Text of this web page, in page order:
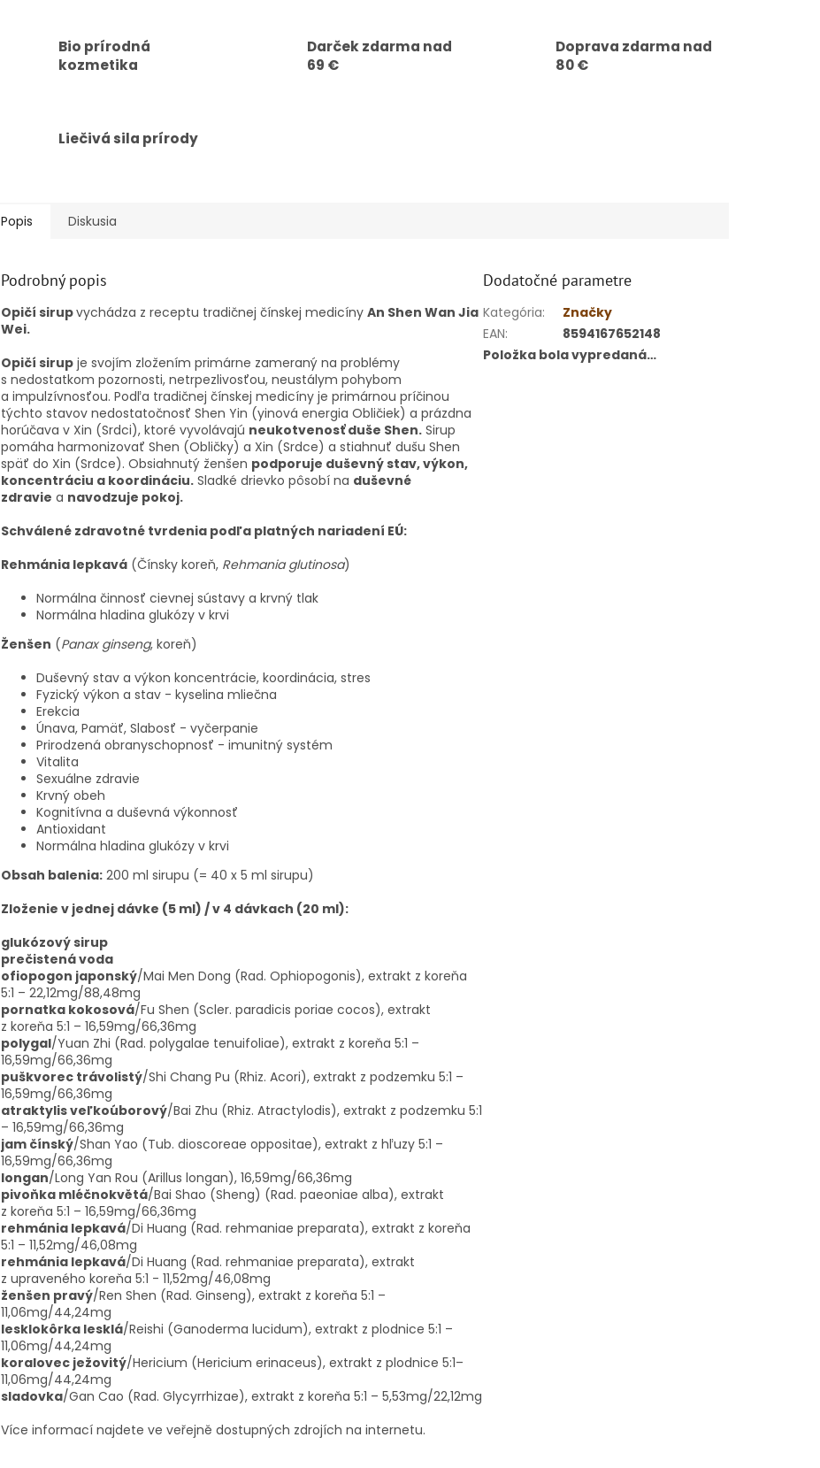
Bio prírodná
kozmetika
Darček zdarma nad
69 €
Doprava zdarma nad
80 €
Liečivá sila prírody
Popis Diskusia
Podrobný popis
Opičí sirupvychádza z receptu tradičnej čínskej medicíny An Shen Wan Jia
Wei.
Opičí sirup je svojím zložením primárne zameraný na problémy
s nedostatkom pozornosti, netrpezlivosťou, neustálym pohybom
a impulzívnosťou. Podľa tradičnej čínskej medicíny je primárnou príčinou
týchto stavov nedostatočnosť Shen Yin (yinová energia Obličiek) a prázdna
horúčava v Xin (Srdci), ktoré vyvolávajú neukotvenosť duše Shen. Sirup
pomáha harmonizovať Shen (Obličky) a Xin (Srdce) a stiahnuť dušu Shen
späť do Xin (Srdce). Obsiahnutý ženšen podporuje duševný stav, výkon,
koncentráciu a koordináciu. Sladké drievko pôsobí na duševné
zdravie a navodzuje pokoj.
Schválené zdravotné tvrdenia podľa platných nariadení EÚ:
Rehmánia lepkavá (Čínsky koreň, Rehmania glutinosa)
Normálna činnosť cievnej sústavy a krvný tlak
Normálna hladina glukózy v krvi
Ženšen (Panax ginseng, koreň)
Duševný stav a výkon koncentrácie, koordinácia, stres
Fyzický výkon a stav - kyselina mliečna
Erekcia
Únava, Pamäť, Slabosť - vyčerpanie
Prirodzená obranyschopnosť - imunitný systém
Vitalita
Sexuálne zdravie
Krvný obeh
Kognitívna a duševná výkonnosť
Antioxidant
Normálna hladina glukózy v krvi
Obsah balenia: 200 ml sirupu (= 40 x 5 ml sirupu)
Zloženie v jednej dávke (5 ml) / v 4 dávkach (20 ml):
glukózový sirup
prečistená voda
ofiopogon japonský/Mai Men Dong (Rad. Ophiopogonis), extrakt z koreňa
5:1 – 22,12mg/88,48mg
pornatka kokosová/Fu Shen (Scler. paradicis poriae cocos), extrakt
z koreňa 5:1 – 16,59mg/66,36mg
polygal/Yuan Zhi (Rad. polygalae tenuifoliae), extrakt z koreňa 5:1 –
16,59mg/66,36mg
puškvorec trávolistý/Shi Chang Pu (Rhiz. Acori), extrakt z podzemku 5:1 –
16,59mg/66,36mg
atraktylis veľkoúborový/Bai Zhu (Rhiz. Atractylodis), extrakt z podzemku 5:1
– 16,59mg/66,36mg
jam čínský/Shan Yao (Tub. dioscoreae oppositae), extrakt z hľuzy 5:1 –
16,59mg/66,36mg
longan/Long Yan Rou (Arillus longan), 16,59mg/66,36mg
pivoňka mléčnokvětá/Bai Shao (Sheng) (Rad. paeoniae alba), extrakt
z koreňa 5:1 – 16,59mg/66,36mg
rehmánia lepkavá/Di Huang (Rad. rehmaniae preparata), extrakt z koreňa
5:1 – 11,52mg/46,08mg
rehmánia lepkavá/Di Huang (Rad. rehmaniae preparata), extrakt
z upraveného koreňa 5:1 - 11,52mg/46,08mg
ženšen pravý/Ren Shen (Rad. Ginseng), extrakt z koreňa 5:1 –
11,06mg/44,24mg
lesklokôrka lesklá/Reishi (Ganoderma lucidum), extrakt z plodnice 5:1 –
11,06mg/44,24mg
koralovec ježovitý/Hericium (Hericium erinaceus), extrakt z plodnice 5:1–
11,06mg/44,24mg
sladovka/Gan Cao (Rad. Glycyrrhizae), extrakt z koreňa 5:1 – 5,53mg/22,12mg
Více informací najdete ve veřejně dostupných zdrojích na internetu.
Dodatočné parametre
Kategória:
Značky
EAN:
8594167652148
Položka bola vypredaná…